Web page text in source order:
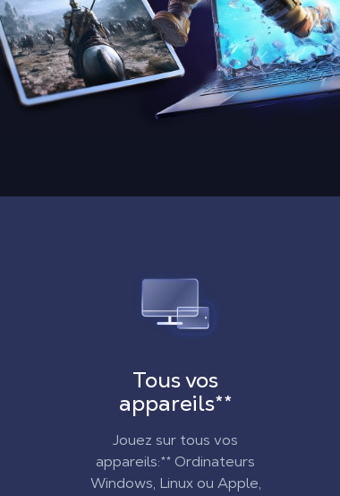
Tous vos
appareils**
Jouez sur tous vos
appareils:** Ordinateurs
Windows, Linux ou Apple,